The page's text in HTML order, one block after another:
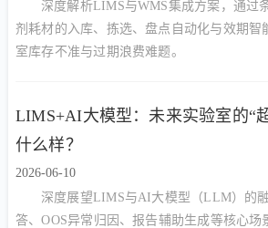
深度解析LIMS与WMS集成方案，通过
剂耗材的入库、拣选、盘点自动化与效期智
室库存不准与过期浪费难题。
LIMS+AI大模型：未来实验室的“
什么样？
2026-06-10
深度展望LIMS与AI大模型（LLM）的
答、OOS异常归因、报告辅助生成等核心场